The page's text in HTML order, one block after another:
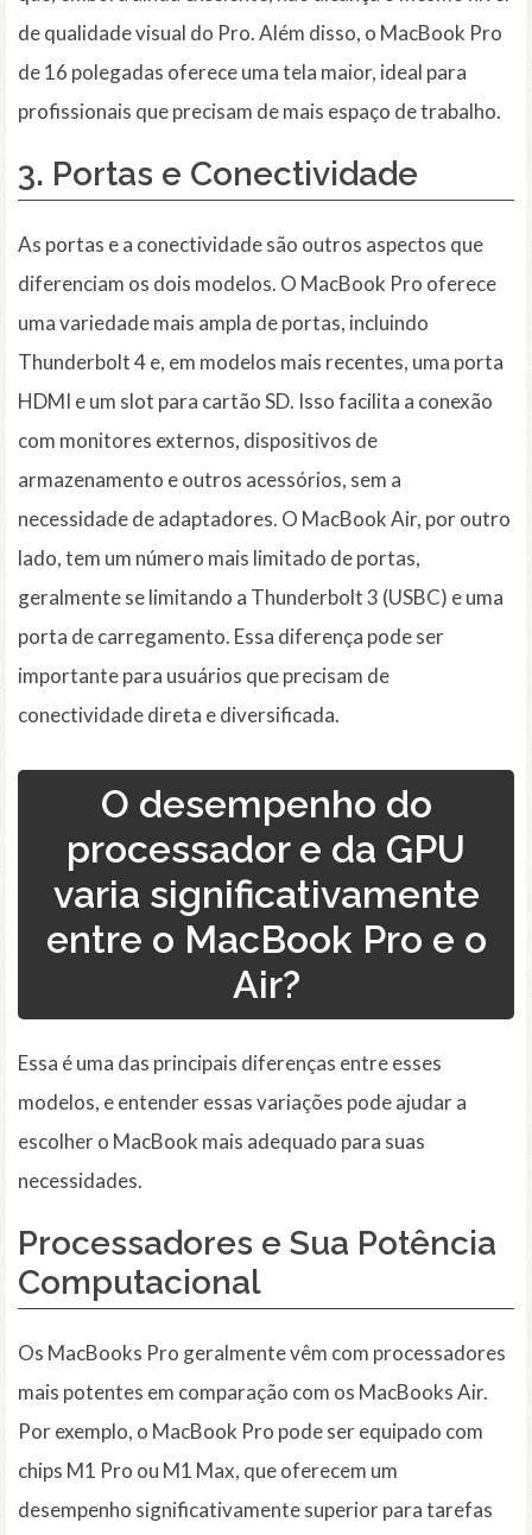
de qualidade visual do Pro. Além disso, o MacBook Pro
de 16 polegadas oferece uma tela maior, ideal para
profissionais que precisam de mais espaço de trabalho.
3. Portas e Conectividade
As portas e a conectividade são outros aspectos que
diferenciam os dois modelos. O MacBook Pro oferece
uma variedade mais ampla de portas, incluindo
Thunderbolt 4 e, em modelos mais recentes, uma porta
HDMI e um slot para cartão SD. Isso facilita a conexão
com monitores externos, dispositivos de
armazenamento e outros acessórios, sem a
necessidade de adaptadores. O MacBook Air, por outro
lado, tem um número mais limitado de portas,
geralmente se limitando a Thunderbolt 3 (USBC) e uma
porta de carregamento. Essa diferença pode ser
importante para usuários que precisam de
conectividade direta e diversificada.
O desempenho do
processador e da GPU
varia significativamente
entre o MacBook Pro e o
Air?
Essa é uma das principais diferenças entre esses
modelos, e entender essas variações pode ajudar a
escolher o MacBook mais adequado para suas
necessidades.
Processadores e Sua Potência
Computacional
Os MacBooks Pro geralmente vêm com processadores
mais potentes em comparação com os MacBooks Air.
Por exemplo, o MacBook Pro pode ser equipado com
chips M1 Pro ou M1 Max, que oferecem um
desempenho significativamente superior para tarefas